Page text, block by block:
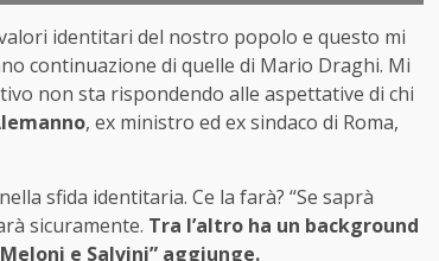
identitari del nostro popolo e questo mi
continuazione di quelle di Mario Draghi. Mi
non sta rispondendo alle aspettative di chi
, ex ministro ed ex sindaco di Roma,
sfida identitaria. Ce la farà? “Se saprà
sicuramente. Tra l’altro ha un background
e Salvini” aggiunge.